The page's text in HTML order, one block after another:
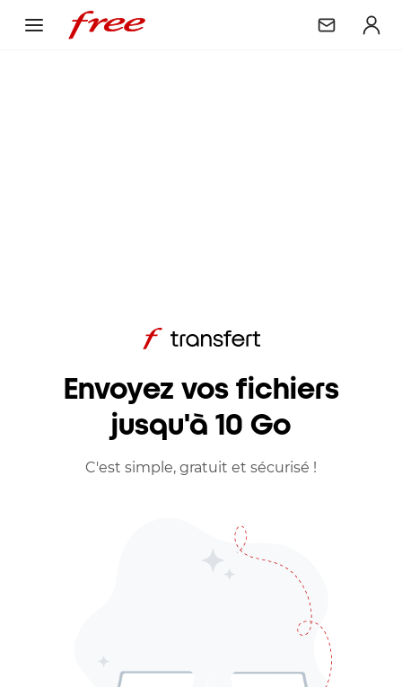
Envoyez vos fichiers
jusqu'à 10 Go
C'est simple, gratuit et sécurisé !